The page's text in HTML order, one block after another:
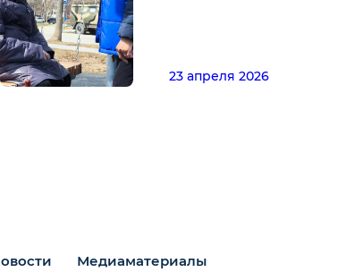
23 апреля 2026
Медиаматериалы